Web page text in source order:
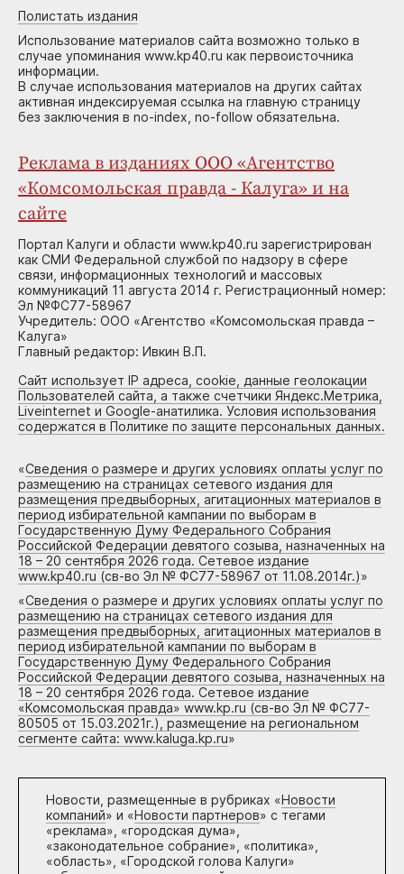
Полистать издания
Использование материалов сайта возможно только в
случае упоминания www.kp40.ru как первоисточника
информации.
В случае использования материалов на других сайтах
активная индексируемая ссылка на главную страницу
без заключения в no-index, no-follow обязательна.
Реклама в изданиях ООО «Агентство
«Комсомольская правда - Калуга» и на
сайте
Портал Калуги и области www.kp40.ru зарегистрирован
как СМИ Федеральной службой по надзору в сфере
связи, информационных технологий и массовых
коммуникаций 11 августа 2014 г. Регистрационный номер:
Эл №ФС77-58967
Учредитель: ООО «Агентство «Комсомольская правда –
Калуга»
Главный редактор: Ивкин В.П.
Сайт использует IP адреса, cookie, данные геолокации
Пользователей сайта, а также счетчики Яндекс.Метрика,
Liveinternet и Google-анатилика. Условия использования
содержатся в Политике по защите персональных данных.
«Сведения о размере и других условиях оплаты услуг по
размещению на страницах сетевого издания для
размещения предвыборных, агитационных материалов в
период избирательной кампании по выборам в
Государственную Думу Федерального Собрания
Российской Федерации девятого созыва, назначенных на
18 – 20 сентября 2026 года. Сетевое издание
www.kp40.ru (св-во Эл № ФС77-58967 от 11.08.2014г.)»
«Сведения о размере и других условиях оплаты услуг по
размещению на страницах сетевого издания для
размещения предвыборных, агитационных материалов в
период избирательной кампании по выборам в
Государственную Думу Федерального Собрания
Российской Федерации девятого созыва, назначенных на
18 – 20 сентября 2026 года. Сетевое издание
«Комсомольская правда» www.kp.ru (св-во Эл № ФС77-
80505 от 15.03.2021г.), размещение на региональном
сегменте сайта: www.kaluga.kp.ru»
Новости, размещенные в рубриках «Новости
компаний» и «Новости партнеров» с тегами
«реклама», «городская дума»,
«законодательное собрание», «политика»,
«область», «Городской голова Калуги»